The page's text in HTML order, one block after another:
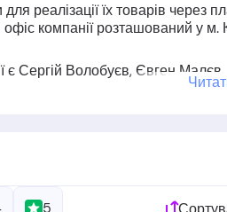
реалізації їх товарів через
компанії розташований у м.
єСергій Волобуєв, Євген Малєв.
5